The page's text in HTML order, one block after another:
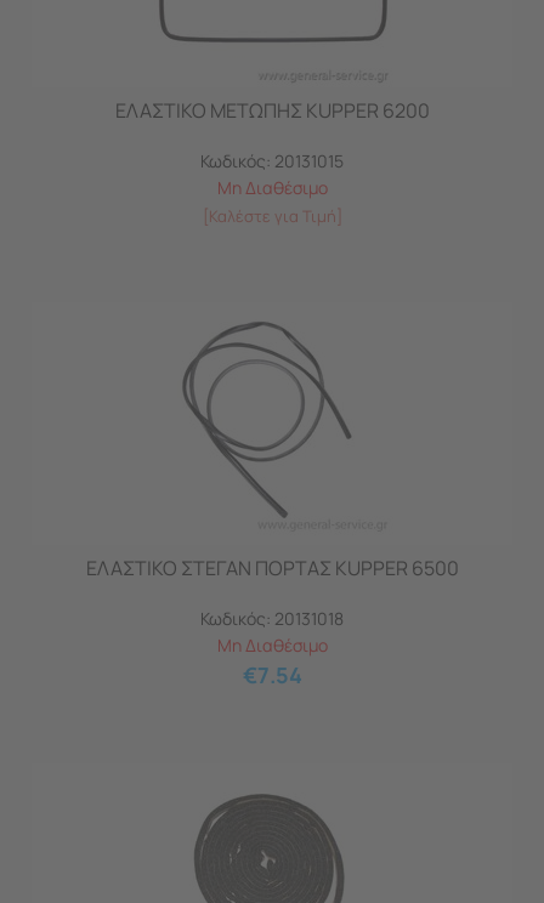
ΕΛΑΣΤΙΚΟ ΜΕΤΩΠΗΣ KUPPER 6200
Κωδικός: 20131015
Μη Διαθέσιμο
[Καλέστε για Τιμή]
ΕΛΑΣΤΙΚΟ ΣΤΕΓΑΝ ΠΟΡΤΑΣ KUPPER 6500
Κωδικός: 20131018
Μη Διαθέσιμο
€7.54